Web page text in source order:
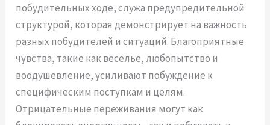
побудительных ходе, служа предупредительной
структурой, которая демонстрирует на важность
разных побудителей и ситуаций. Благоприятные
чувства, такие как веселье, любопытство и
воодушевление, усиливают побуждение к
специфическим поступкам и целям.
Отрицательные переживания могут как